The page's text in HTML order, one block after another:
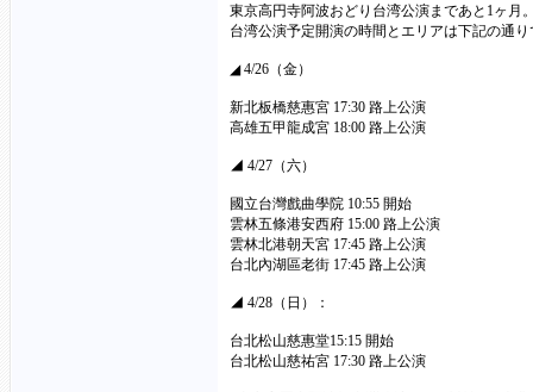
東京高円寺阿波おどり台湾公演まであと1ヶ月
台湾公演予定開演の時間とエリアは下記の通
◢ 4/26（金）
新北板橋慈惠宮 17:30 路上公演
高雄五甲龍成宮 18:00 路上公演
◢ 4/27（六）
國立台灣戲曲學院 10:55 開始
雲林五條港安西府 15:00 路上公演
雲林北港朝天宮 17:45 路上公演
台北內湖區老街 17:45 路上公演
◢ 4/28（日）：
台北松山慈惠堂15:15 開始
台北松山慈祐宮 17:30 路上公演